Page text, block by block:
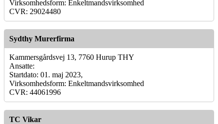
Virksomhedsform: Enkeltmandsvirksomhed
CVR: 29024480
Sydthy Murerfirma
Kammersgårdsvej 13, 7760 Hurup THY
Ansatte:
Startdato: 01. maj 2023,
Virksomhedsform: Enkeltmandsvirksomhed
CVR: 44061996
TC Vikar